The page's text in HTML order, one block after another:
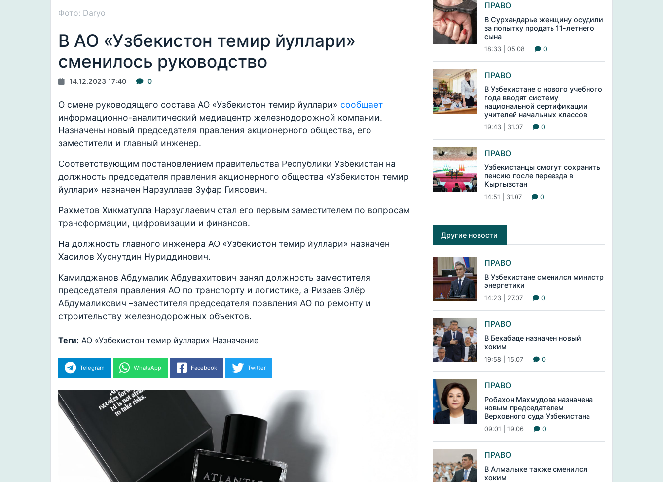
Фото: Daryo
В АО «Узбекистон темир йуллари»
сменилось руководство
14.12.2023 17:40 0
О смене руководящего состава АО «Узбекистон темир йуллари» сообщает
информационно-аналитический медиацентр железнодорожной компании.
Назначены новый председателя правления акционерного общества, его
заместители и главный инженер.
Соответствующим постановлением правительства Республики Узбекистан на
должность председателя правления акционерного общества «Узбекистон темир
йуллари» назначен Нарзуллаев Зуфар Гиясович.
Рахметов Хикматулла Нарзуллаевич стал его первым заместителем по вопросам
трансформации, цифровизации и финансов.
На должность главного инженера АО «Узбекистон темир йуллари» назначен
Хасилов Хуснутдин Нуриддинович.
Камилджанов Абдумалик Абдувахитович занял должность заместителя
председателя правления АО по транспорту и логистике, а Ризаев Элёр
Абдумаликович –заместителя председателя правления АО по ремонту и
строительству железнодорожных объектов.
Теги: АО «Узбекистон темир йуллари» Назначение
Telegram WhatsApp Facebook Twitter
ПРАВО
В Сурхандарье женщину осудили
за попытку продать 11-летнего
сына
18:33 | 05.08 0
ПРАВО
В Узбекистане с нового учебного
года вводят систему
национальной сертификации
учителей начальных классов
19:43 | 31.07 0
ПРАВО
Узбекистанцы смогут сохранить
пенсию после переезда в
Кыргызстан
14:51 | 31.07 0
Другие новости
ПРАВО
В Узбекистане сменился министр
энергетики
14:23 | 27.07 0
ПРАВО
В Бекабаде назначен новый
хоким
19:58 | 15.07 0
ПРАВО
Робахон Махмудова назначена
новым председателем
Верховного суда Узбекистана
09:01 | 19.06 0
ПРАВО
В Алмалыке также сменился
хоким